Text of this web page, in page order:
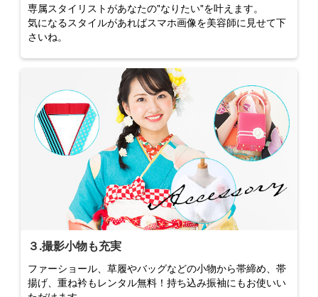
専属スタイリストがあなたの"なりたい"を叶えます。
気になるスタイルがあればスマホ画像を美容師に見せて下
さいね。
３.撮影小物も充実
ファーショール、草履やバッグなどの小物から帯締め、帯
揚げ、重ね衿もレンタル無料！持ち込み振袖にもお使いい